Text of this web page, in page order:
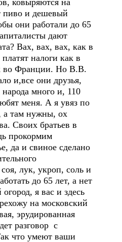
ковыряются на
пиво и дешевый
они работали до 65
дают
Вах, вах, вах, как в
налоги как в
во Франции. Но В.В.
и,все они друзья,
много и, 110
меня. А я увяз по
там нужны, ох
Своих братьев в
прокормим
да и свиное сделано
лук, укроп, соль и
до 65 лет, а нет
я вас и здесь
на московский
эрудированная
разговор с
что умеют ваши